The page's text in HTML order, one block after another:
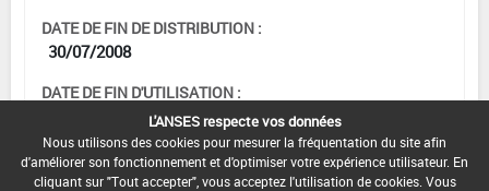
DATE DE FIN DE DISTRIBUTION :
30/07/2008
DATE DE FIN D'UTILISATION :
L'ANSES respecte vos données
Nous utilisons des cookies pour mesurer la fréquentation du site afin
d'améliorer son fonctionnement et d'optimiser votre expérience utilisateur. En
cliquant sur "Tout accepter", vous acceptez l'utilisation de cookies. Vous